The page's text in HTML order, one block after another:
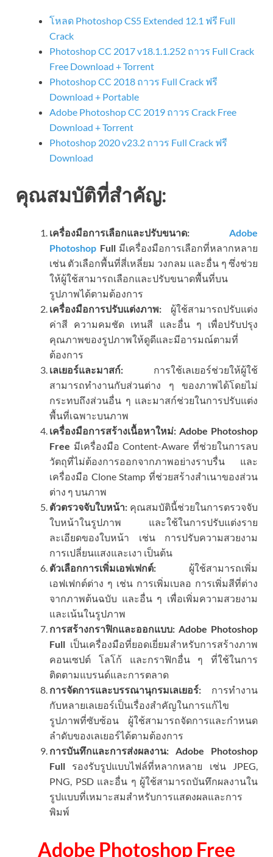
โหลด Photoshop CS5 Extended 12.1 ฟรี Full
Crack
Photoshop CC 2017 v18.1.1.252 ถาวร Full Crack
Free Download + Torrent
Photoshop CC 2018 ถาวร Full Crack ฟรี
Download + Portable
Adobe Photoshop CC 2019 ถาวร Crack Free
Download + Torrent
Photoshop 2020 v23.2 ถาวร Full Crack ฟรี
Download
คุณสมบัติที่สำคัญ:
เครื่องมือการเลือกและปรับขนาด:
Adobe
Photoshop Fullมีเครื่องมือการเลือกที่หลากหลาย
เช่น ตัวเลือกพื้นที่สี่เหลี่ยม วงกลม และอื่น ๆ ซึ่งช่วย
ให้ผู้ใช้สามารถเลือกและปรับขนาดพื้นที่บน
รูปภาพได้ตามต้องการ
เครื่องมือการปรับแต่งภาพ: ผู้ใช้สามารถปรับแต่ง
ค่าสี ความคมชัด เทนสี และอื่น ๆ เพื่อปรับปรุง
คุณภาพของรูปภาพให้ดูดีและมีอารมณ์ตามที่
ต้องการ
เลเยอร์และมาสก์: การใช้เลเยอร์ช่วยให้ผู้ใช้
สามารถทำงานกับส่วนต่าง ๆ ของภาพได้โดยไม่
กระทบถึงส่วนอื่น ๆ และมาสก์ช่วยในการปรับแต่ง
พื้นที่เฉพาะบนภาพ
เครื่องมือการสร้างเนื้อหาใหม่: Adobe Photoshop
Free มีเครื่องมือ Content-Aware ที่ช่วยในการลบ
วัตถุที่ไม่ต้องการออกจากภาพอย่างราบรื่น และ
เครื่องมือ Clone Stamp ที่ช่วยสร้างสำเนาของส่วน
ต่าง ๆ บนภาพ
ตัวตรวจจับใบหน้า: คุณสมบัตินี้ช่วยในการตรวจจับ
ใบหน้าในรูปภาพ และใช้ในการปรับแต่งราย
ละเอียดของใบหน้า เช่น การปรับความสวยงาม
การเปลี่ยนแสงและเงา เป็นต้น
ตัวเลือกการเพิ่มเอฟเฟกต์: ผู้ใช้สามารถเพิ่ม
เอฟเฟกต์ต่าง ๆ เช่น การเพิ่มเบลอ การเพิ่มสีที่ต่าง
จากภาพต้นฉบับ และอื่น ๆ เพื่อเพิ่มความสวยงาม
และเน้นในรูปภาพ
การสร้างกราฟิกและออกแบบ: Adobe Photoshop
Full เป็นเครื่องมือที่ยอดเยี่ยมสำหรับการสร้างภาพ
คอนเซปต์ โลโก้ และกราฟิกอื่น ๆ ที่ใช้ในการ
ติดตามแบรนด์และการตลาด
การจัดการและบรรณานุกรมเลเยอร์: การทำงาน
กับหลายเลเยอร์เป็นเรื่องสำคัญในการแก้ไข
รูปภาพที่ซับซ้อน ผู้ใช้สามารถจัดการและกำหนด
ลำดับของเลเยอร์ได้ตามต้องการ
การบันทึกและการส่งผลงาน: Adobe Photoshop
Full รองรับรูปแบบไฟล์ที่หลากหลาย เช่น JPEG,
PNG, PSD และอื่น ๆ ผู้ใช้สามารถบันทึกผลงานใน
รูปแบบที่เหมาะสมสำหรับการแสดงผลและการ
พิมพ์
Adobe Photoshop Free